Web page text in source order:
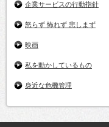
企業サービスの行動指針
怒らず 怖れず 悲しまず
映画
私を動かしているもの
身近な危機管理